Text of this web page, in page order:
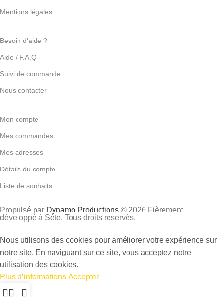
Mentions légales
Besoin d'aide ?
Aide / F.A.Q
Suivi de commande
Nous contacter
Mon compte
Mes commandes
Mes adresses
Détails du compte
Liste de souhaits
Propulsé par Dynamo Productions © 2026 Fièrement
développé à Sète. Tous droits réservés.
Nous utilisons des cookies pour améliorer votre expérience sur
notre site. En naviguant sur ce site, vous acceptez notre
utilisation des cookies.
Plus d’informations Accepter